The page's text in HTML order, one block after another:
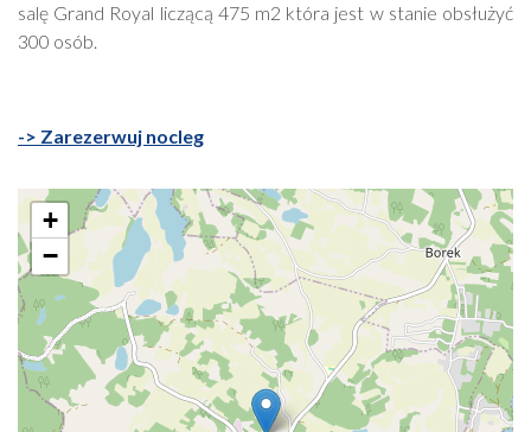
salę Grand Royal liczącą 475 m2 która jest w stanie obsłużyć
300 osób.
-> Zarezerwuj nocleg
+
−